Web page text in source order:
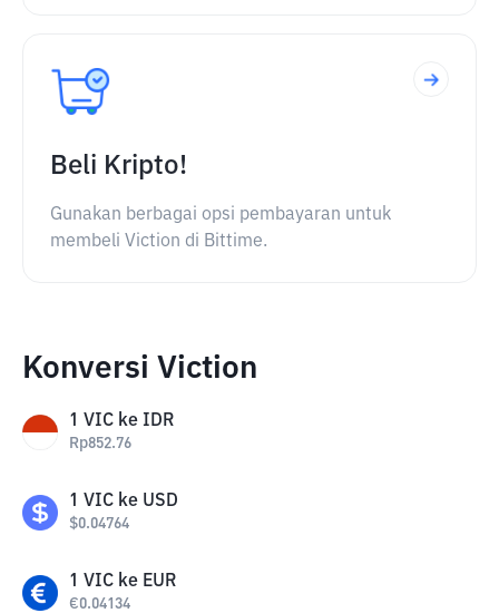
Beli Kripto!
Gunakan berbagai opsi pembayaran untuk
membeli Viction di Bittime.
Konversi Viction
1 VIC ke IDR
Rp852.76
1 VIC ke USD
$0.04764
1 VIC ke EUR
€0.04134